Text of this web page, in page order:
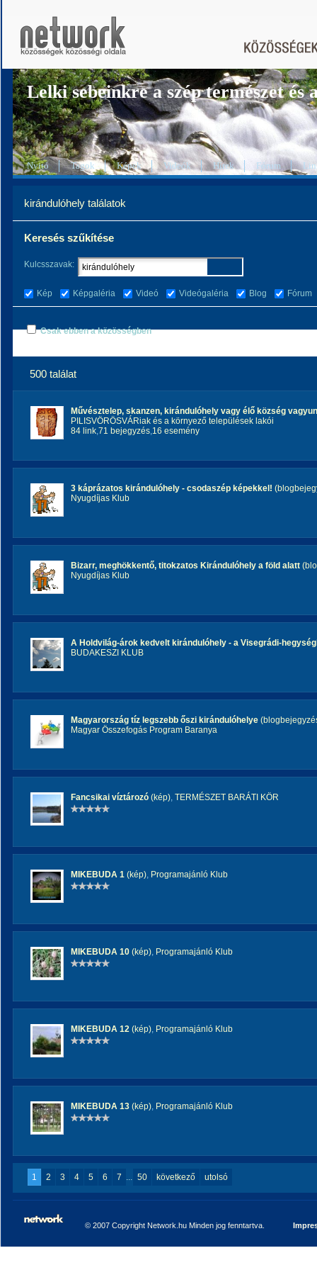
Lelki sebeinkre a szép természet és
Nyitó Tagok Képek Videók Hírek Fórum
kirándulóhely találatok
Keresés szűkítése
Kulcsszavak:
Kép Képgaléria Videó Videógaléria Blog Fórum
Csak ebben a közösségben
500 találat
Művésztelep, skanzen, kirándulóhely vagy élő község
PILISVÖRÖSVÁRiak és a környező települések lakói
84 link,71 bejegyzés,16 esemény
3 káprázatos kirándulóhely - csodaszép képekkel!
Nyugdíjas Klub
Bizarr, meghökkentő, titokzatos Kirándulóhely a föld alatt
Nyugdíjas Klub
A Holdvilág-árok kedvelt kirándulóhely - a Visegrádi-
BUDAKESZI KLUB
Magyarország tíz legszebb őszi kirándulóhelye
Magyar Összefogás Program Baranya
Fancsikai víztározó (kép), TERMÉSZET BARÁTI KÖR
MIKEBUDA 1 (kép), Programajánló Klub
MIKEBUDA 10 (kép), Programajánló Klub
MIKEBUDA 12 (kép), Programajánló Klub
MIKEBUDA 13 (kép), Programajánló Klub
1 2 3 4 5 6 7 ... 50 következő utolsó
© 2007 Copyright Network.hu Minden jog fenntartva.